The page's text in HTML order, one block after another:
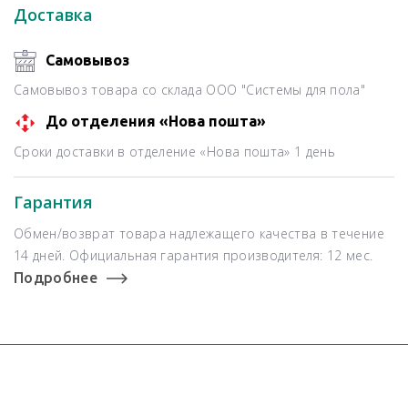
Доставка
Самовывоз
Самовывоз товара со склада ООО "Системы для пола"
До отделения «Нова пошта»
Сроки доставки в отделение «Нова пошта» 1 день
Гарантия
Обмен/возврат товара надлежащего качества в течение
14 дней. Официальная гарантия производителя: 12 мес.
Подробнее